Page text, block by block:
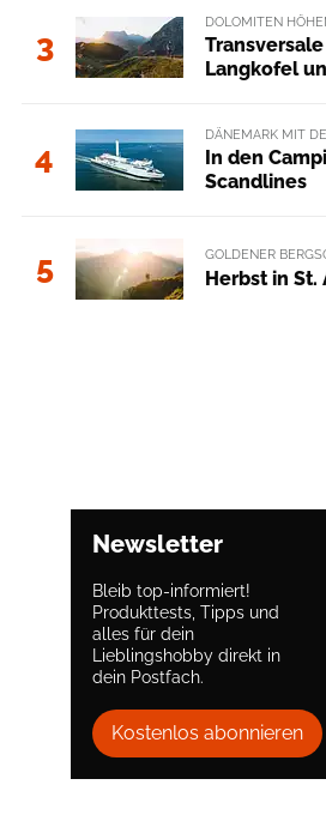
3
DOLOMITEN
Langkofel
4
DÄNEMARK MIT
In den
Scandlines
5 GOLDENER
Herbst in
Newsletter
Bleib top-informiert!
Produkttests, Tipps und
alles für dein
Lieblingshobby direkt in
dein Postfach.
Kostenlos abonnieren